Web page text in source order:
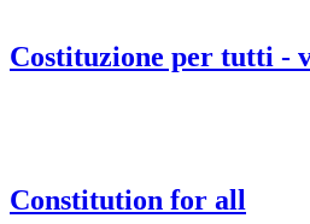
Costituzione per tutti -
Constitution for all